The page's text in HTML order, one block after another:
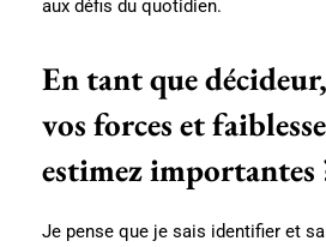
aux défis du quotidien.
En tant que
vos forces et
estimez importantes
Je pense que je sais identifier et